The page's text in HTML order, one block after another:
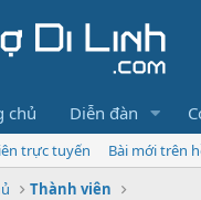
chủ Diễn đàn
trực tuyến Bài mới trên
Thành viên